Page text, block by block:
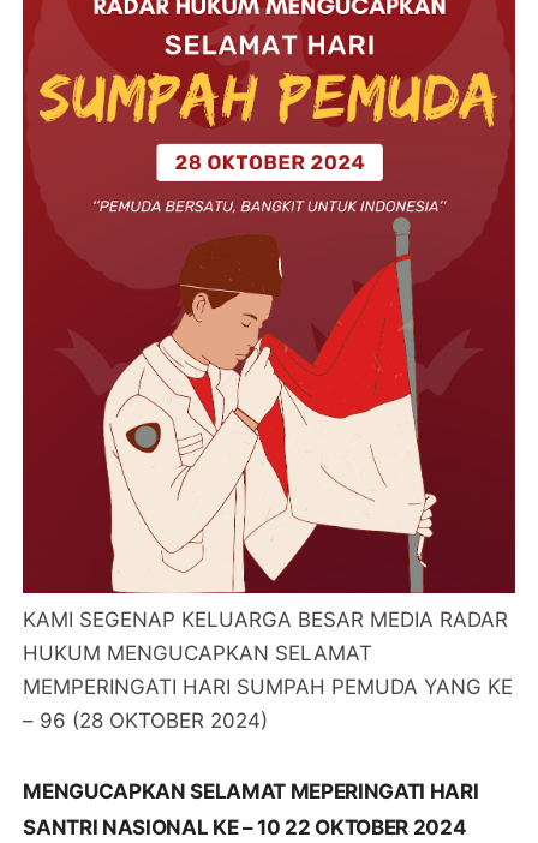
KAMI SEGENAP KELUARGA BESAR MEDIA RADAR
HUKUM MENGUCAPKAN SELAMAT
MEMPERINGATI HARI SUMPAH PEMUDA YANG KE
– 96 (28 OKTOBER 2024)
MENGUCAPKAN SELAMAT MEPERINGATI HARI
SANTRI NASIONAL KE – 10 22 OKTOBER 2024